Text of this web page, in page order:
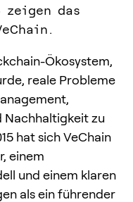
zeigen das
Ökosystem,
reale Probleme
Nachhaltigkeit zu
hat sich VeChain
einem
und einem klaren
als ein führender